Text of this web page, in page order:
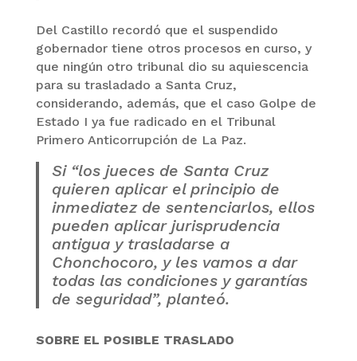
Del Castillo recordó que el suspendido
gobernador tiene otros procesos en curso, y
que ningún otro tribunal dio su aquiescencia
para su trasladado a Santa Cruz,
considerando, además, que el caso Golpe de
Estado I ya fue radicado en el Tribunal
Primero Anticorrupción de La Paz.
Si “los jueces de Santa Cruz
quieren aplicar el principio de
inmediatez de sentenciarlos, ellos
pueden aplicar jurisprudencia
antigua y trasladarse a
Chonchocoro, y les vamos a dar
todas las condiciones y garantías
de seguridad”, planteó.
SOBRE EL POSIBLE TRASLADO